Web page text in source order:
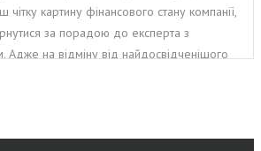
чітку картину фінансового стану компанії,
за порадою до експерта з
Адже на відміну від найдосвідченішого